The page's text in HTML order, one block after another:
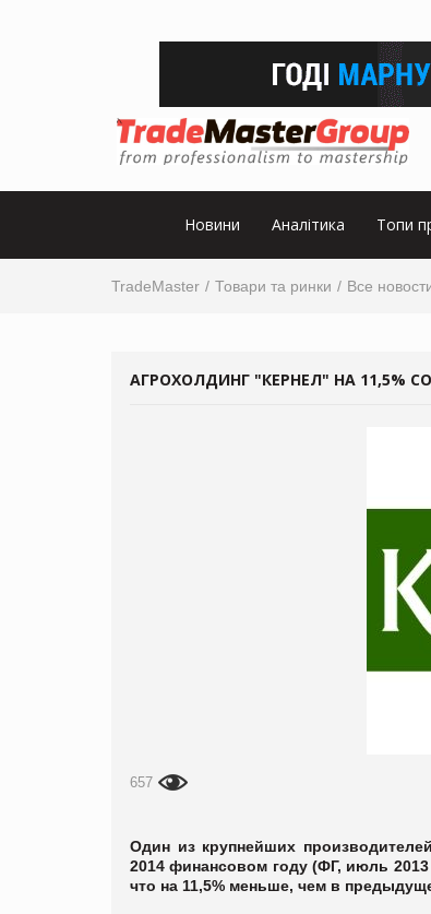
Новини Аналітика Топи
TradeMaster Товари та ринки Все
АГРОХОЛДИНГ "КЕРНЕЛ" НА 11,5%
657
Один из крупнейших
2014 финансовом году (ФГ, июль
что на 11,5% меньше, чем в